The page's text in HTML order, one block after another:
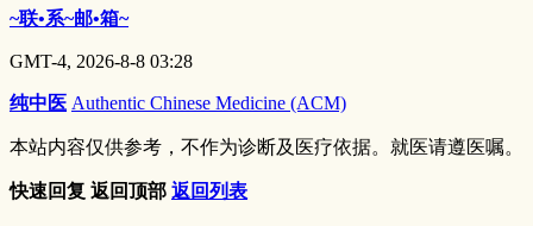
~联•系~邮•箱~
GMT-4, 2026-8-8 03:28
纯中医 Authentic Chinese Medicine (ACM)
本站内容仅供参考，不作为诊断及医疗依据。就医请遵医嘱。
快速回复 返回顶部 返回列表